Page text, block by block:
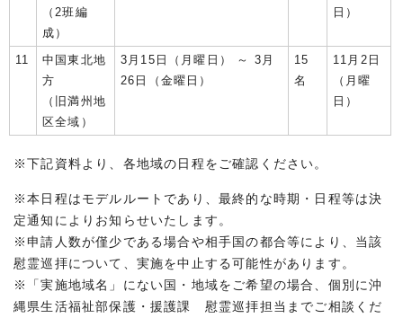
（2班編
成）
日）
11
中国東北地
方
（旧満州地
区全域）
3月15日（月曜日） ～ 3月
26日（金曜日）
15
名
11月2日
（月曜
日）
※下記資料より、各地域の日程をご確認ください。
※本日程はモデルルートであり、最終的な時期・日程等は決
定通知によりお知らせいたします。
※申請人数が僅少である場合や相手国の都合等により、当該
慰霊巡拝について、実施を中止する可能性があります。
※「実施地域名」にない国・地域をご希望の場合、個別に沖
縄県生活福祉部保護・援護課 慰霊巡拝担当までご相談くだ